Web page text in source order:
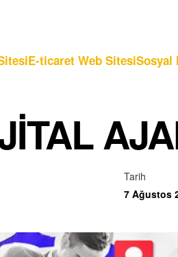
E-ticaret Web SitesiSosyal
Tarih
7 Ağustos